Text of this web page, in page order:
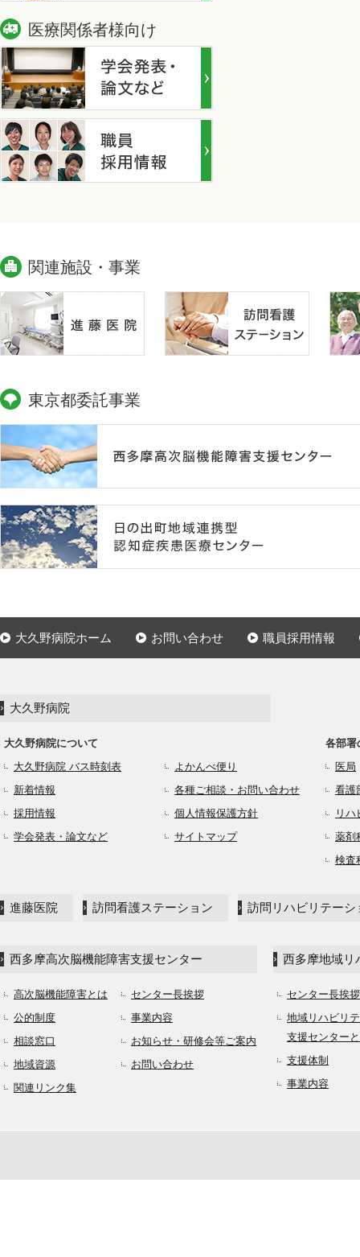
医療関係者様向け
関連施設・事業
東京都委託事業
大久野病院ホーム お問い合わせ 職員採用情報
大久野病院
大久野病院について
大久野病院 バス時刻表
よかんべ便り
新着情報
各種ご相談・お問い合わせ
採用情報
個人情報保護方針
学会発表・論文など
サイトマップ
各部署
医局
看護
リ
薬剤
検査
進藤医院 訪問看護ステーション 訪問リハビリテーシ
西多摩高次脳機能障害支援センター
高次脳機能障害とは
公的制度
相談窓口
地域資源
関連リンク集
センター長挨拶
事業内容
お知らせ・研修会等ご案内
お問い合わせ
西多摩地域リ
センター長挨拶
地域リハビリ
支援センター
支援体制
事業内容